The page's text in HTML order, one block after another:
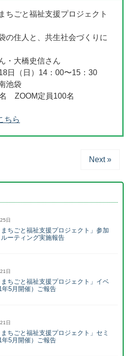
ちごと福祉支援プロジェクト
の住人と、共生社会づくりに
・大橋史信さん
日（日）14：00〜15：30
池袋
ZOOM定員100名
ちら
Next »
日
まちごと福祉支援プロジェクト」参加
ーティング実施報告
日
まちごと福祉支援プロジェクト」イベ
年5月開催）ご報告
日
まちごと福祉支援プロジェクト」セミ
年5月開催）ご報告